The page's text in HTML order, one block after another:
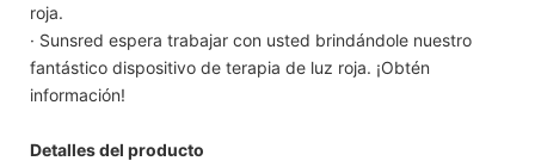
roja.
· Sunsred espera trabajar con usted brindándole nuestro
fantástico dispositivo de terapia de luz roja. ¡Obtén
información!
Detalles del producto